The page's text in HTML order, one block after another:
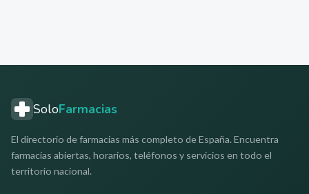
SoloFarmacias
El directorio de farmacias más completo de España. Encuentra
farmacias abiertas, horarios, teléfonos y servicios en todo el
territorio nacional.